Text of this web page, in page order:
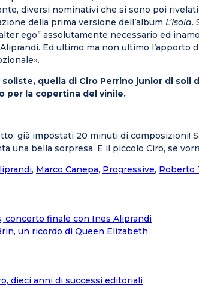
diversi nominativi che si sono poi
della prima versione dell’album L’Isola.
ego” assolutamente necessario ed
Ed ultimo ma non ultimo
quella di Ciro Perrino junior di
per la copertina del vinile.
già impostati 20 minuti di
una bella sorpresa. E il piccolo Ciro, se
, Marco Canepa, Progressive, Roberto
concerto finale con Ines Aliprandi
un ricordo di Queen Elizabeth